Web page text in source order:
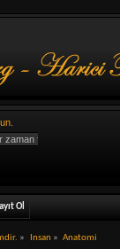
.
Ol
» Insan» Anatomi